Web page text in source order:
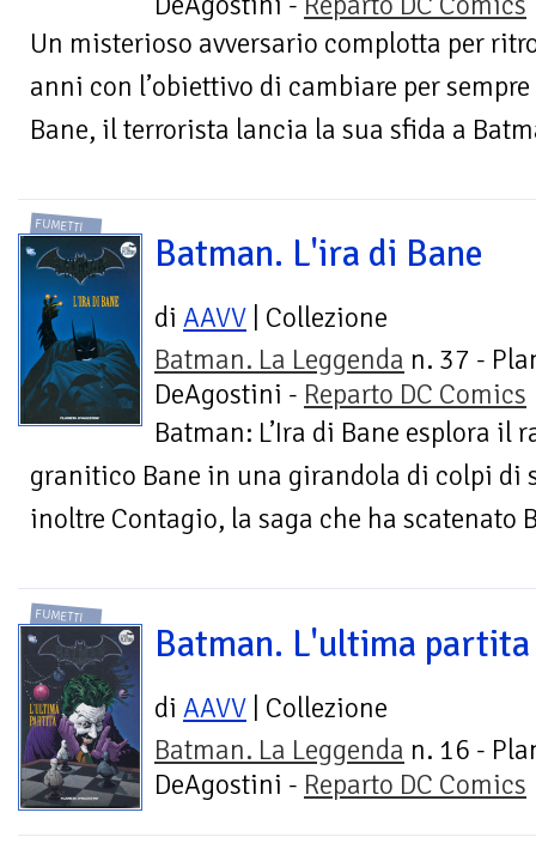
Un misterioso avversario complotta per
anni con l’obiettivo di cambiare per
Bane, il terrorista lancia la sua sfida a
FUMETTI
Batman. L'ira di Bane
di AAVV | Collezione
Batman. La Leggenda n. 37 -
DeAgostini - Reparto DC Comics
Batman: L’Ira di Bane esplora il
granitico Bane in una girandola di colpi di
inoltre Contagio, la saga che ha scatenato
FUMETTI
Batman. L'ultima partita
di AAVV | Collezione
Batman. La Leggenda n. 16 -
DeAgostini - Reparto DC Comics